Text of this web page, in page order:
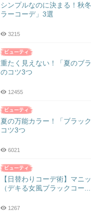
シンプルなのに決まる！秋
ラーコーデ」3選
3215
重たく見えない！「夏のブ
のコツ3つ
12455
夏の万能カラー！「ブラッ
コツ3つ
6021
【日替わりコーデ術】マニ
（デキる女風ブラックコー...
1267